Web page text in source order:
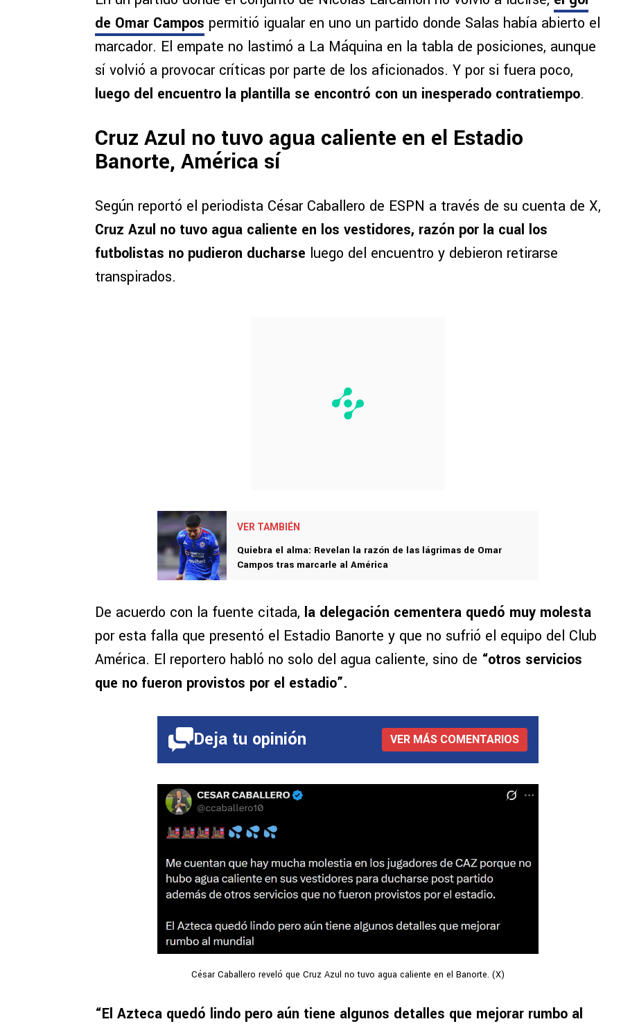
de Omar Campos permitió igualar en uno un partido donde Salas había abierto el
marcador. El empate no lastimó a La Máquina en la tabla de posiciones, aunque
sí volvió a provocar críticas por parte de los aficionados. Y por si fuera poco,
luego del encuentro la plantilla se encontró con un inesperado contratiempo.
Cruz Azul no tuvo agua caliente en el Estadio
Banorte, América sí
Según reportó el periodista César Caballero de ESPN a través de su cuenta de X,
Cruz Azul no tuvo agua caliente en los vestidores, razón por la cual los
futbolistas no pudieron ducharse luego del encuentro y debieron retirarse
transpirados.
VER TAMBIÉN
Quiebra el alma: Revelan la razón de las lágrimas de Omar
Campos tras marcarle al América
De acuerdo con la fuente citada, la delegación cementera quedó muy molesta
por esta falla que presentó el Estadio Banorte y que no sufrió el equipo del Club
América. El reportero habló no solo del agua caliente, sino de “otros servicios
que no fueron provistos por el estadio”.
Deja tu opinión VER MÁS COMENTARIOS
César Caballero reveló que Cruz Azul no tuvo agua caliente en el Banorte. (X)
“El Azteca quedó lindo pero aún tiene algunos detalles que mejorar rumbo al